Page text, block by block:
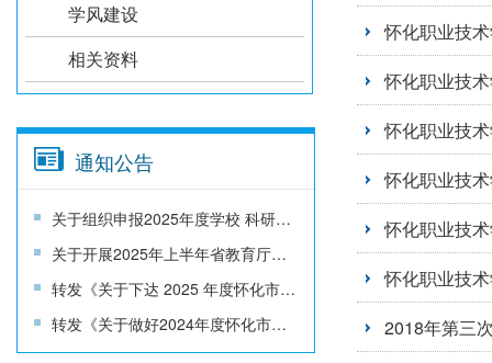
怀化职业技
怀化职业技
怀化职业技
怀化职业技
怀化职业技
怀化职业技
2018年第三
学风建设
相关资料
通知公告
关于组织申报2025年度学校 科研项目的通知
关于开展2025年上半年省教育厅科研项目结题工作的通知
转发《关于下达 2025 年度怀化市哲学社会科学成果评审委员会课题的通知》
转发《关于做好2024年度怀化市哲学社会科学成果评审委员会课题结题的通知》